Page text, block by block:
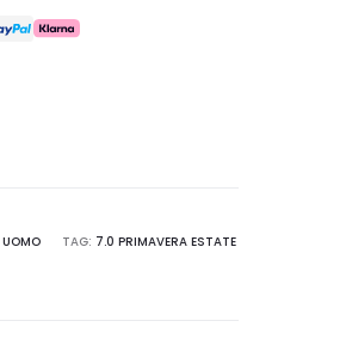
UOMO TAG: 7.0 PRIMAVERA ESTATE